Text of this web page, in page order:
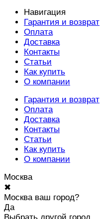
Навигация
Гарантия и возврат
Оплата
Доставка
Контакты
Статьи
Как купить
О компании
Гарантия и возврат
Оплата
Доставка
Контакты
Статьи
Как купить
О компании
Москва
✖
Москва ваш город?
Да